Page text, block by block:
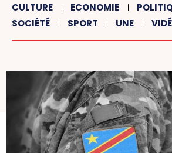
CULTURE ECONOMIE
SOCIÉTÉ
SPORT UNE